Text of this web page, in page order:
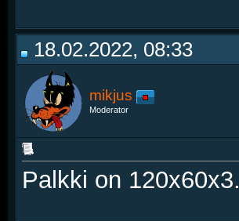
18.02.2022, 08:33
mikjus
Moderator
Palkki on 120x60x3.